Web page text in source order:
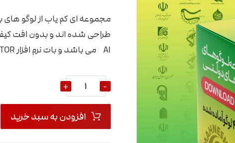
طراحی شده اند و بدون افت
AI می باشد و بات نرم افزار ILLUSTARTOR قابل ویرایش می باشند .
-
+
افزودن به سبد خرید